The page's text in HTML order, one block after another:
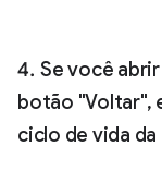
Se você
botão "Voltar",
ciclo de vida